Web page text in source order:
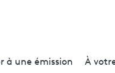
à une émission À